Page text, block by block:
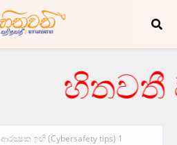
හිතවතී
ඉඟි (Cybersafety tips) 1